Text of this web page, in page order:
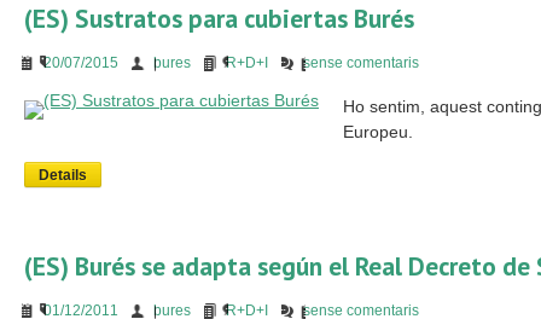
(ES) Sustratos para cubiertas Burés
20/07/2015 bures R+D+I sense comentaris
Ho sentim, aquest
Europeu.
Details
(ES) Burés se adapta según el Real Decreto
01/12/2011 bures R+D+I sense comentaris